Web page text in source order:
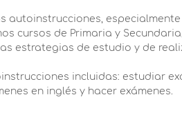
autoinstrucciones,
cursos de Primaria y
estrategias de estudio y de
incluidas: estudiar
en inglés y hacer exámenes.